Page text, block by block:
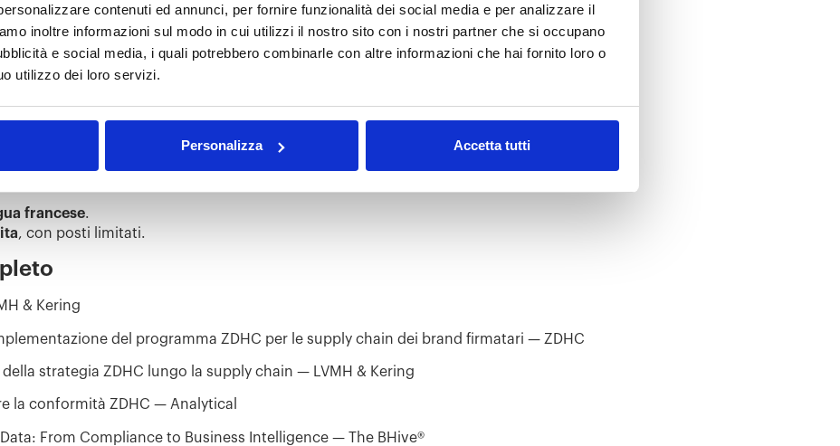
contenuti ed annunci, per fornire funzionalità dei social media e per analizzare il
inoltre informazioni sul modo in cui utilizzi il nostro sito con i nostri partner che si occupano
e social media, i quali potrebbero combinarle con altre informazioni che hai fornito loro o
utilizzo dei loro servizi.
Personalizza Accetta tutti
Solution Provider, porteremo il nostro supporto tecnico all’evento
daLVMH e Keringa Parigi.
francese.
, con posti limitati.
& Kering
del programma ZDHC per le supply chain dei brand firmatari — ZDHC
strategia ZDHC lungo la supply chain — LVMH & Kering
la conformità ZDHC — Analytical
From Compliance to Business Intelligence — The BHive®